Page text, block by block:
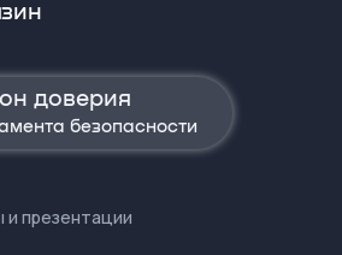
доверия
безопасности
презентации